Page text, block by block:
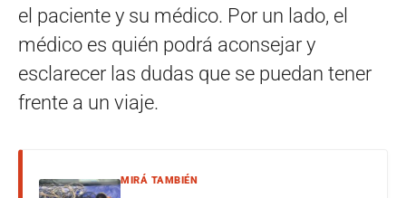
el paciente y su médico. Por un lado, el
médico es quién podrá aconsejar y
esclarecer las dudas que se puedan tener
frente a un viaje.
MIRÁ TAMBIÉN